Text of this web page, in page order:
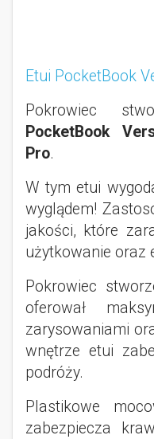
Etui PocketBook
Pokrowiec
PocketBook
Pro.
W tym etui
wyglądem!
jakości, które
użytkowanie oraz
Pokrowiec
oferował
zarysowaniami
wnętrze etui
podróży.
Plastikowe
zabezpiecza